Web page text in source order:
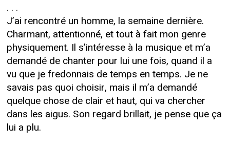
. . .
J’ai rencontré un homme, la semaine dernière.
Charmant, attentionné, et tout à fait mon genre
physiquement. Il s’intéresse à la musique et m’a
demandé de chanter pour lui une fois, quand il a
vu que je fredonnais de temps en temps. Je ne
savais pas quoi choisir, mais il m’a demandé
quelque chose de clair et haut, qui va chercher
dans les aigus. Son regard brillait, je pense que ça
lui a plu.